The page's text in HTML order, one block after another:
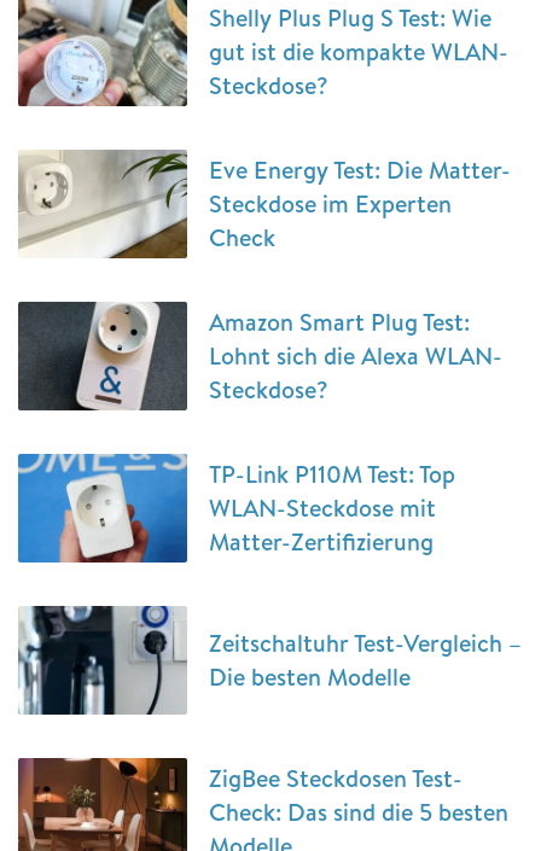
Shelly Plus Plug S Test: Wie
gut ist die kompakte WLAN-
Steckdose?
Eve Energy Test: Die Matter-
Steckdose im Experten
Check
Amazon Smart Plug Test:
Lohnt sich die Alexa WLAN-
Steckdose?
TP-Link P110M Test: Top
WLAN-Steckdose mit
Matter-Zertifizierung
Zeitschaltuhr Test-Vergleich –
Die besten Modelle
ZigBee Steckdosen Test-
Check: Das sind die 5 besten